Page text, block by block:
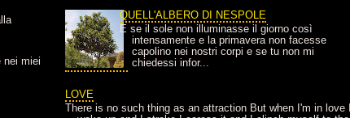
nei miei
QUELL'ALBERO DI NESPOLE
E se il sole non illuminasse il giorno così
intensamente e la primavera non facesse
capolino nei nostri corpi e se tu non mi
chiedessi infor...
LOVE
There is no such thing as an attraction But when I'm in love I